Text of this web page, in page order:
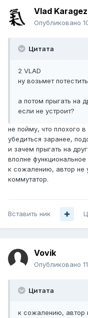
Vlad
Опубликовано
Цитата
2 VLAD
ну возьмет
а потом прыгать на
если не устроит?
не пойму, что плохого
убедиться заранее,
и зачем прыгать на
вполне
к сожалению, автор не
коммутатор.
Вставить ник
Vovik
Опубликовано
Цитата
к сожалению, автор